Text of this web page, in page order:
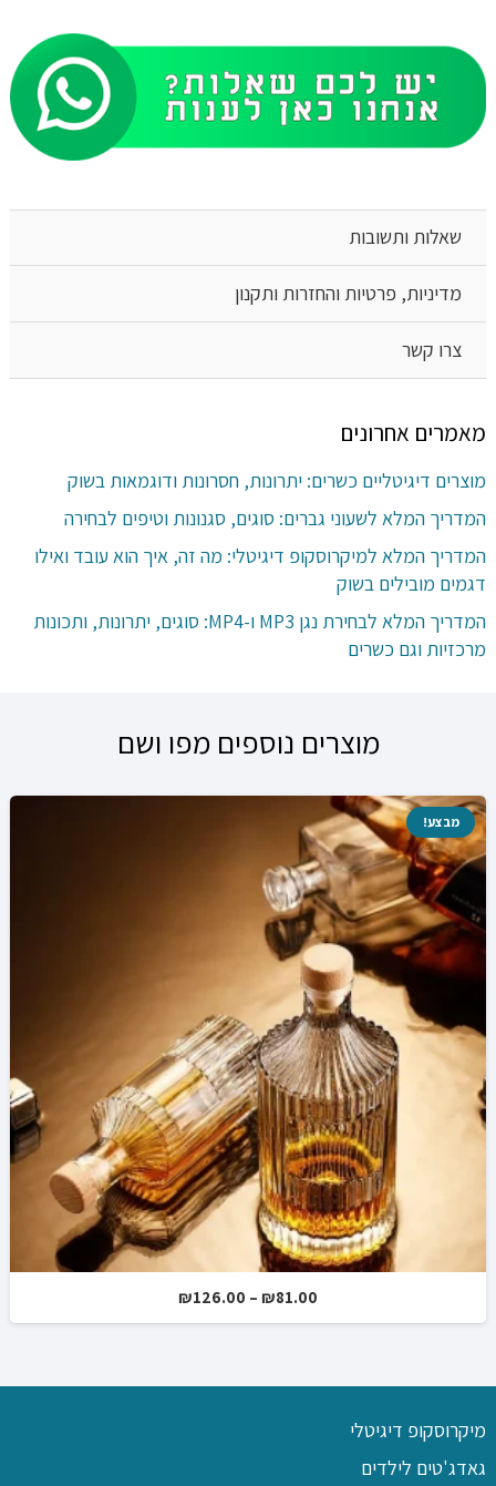
שאלות ותשובות
מדיניות, פרטיות והחזרות ותקנון
צרו קשר
מאמרים אחרונים
מוצרים דיגיטליים כשרים: יתרונות, חסרונות ודוגמאות בשוק
המדריך המלא לשעוני גברים: סוגים, סגנונות וטיפים לבחירה
המדריך המלא למיקרוסקופ דיגיטלי: מה זה, איך הוא עובד ואילו
דגמים מובילים בשוק
המדריך המלא לבחירת נגן MP3 ו-MP4: סוגים, יתרונות, ותכונות
מרכזיות וגם כשרים
מוצרים נוספים מפו ושם
מבצע!
₪81.00
–
₪126.00
מחירים:
עד
מיקרוסקופ דיגיטלי
גאדג'טים לילדים